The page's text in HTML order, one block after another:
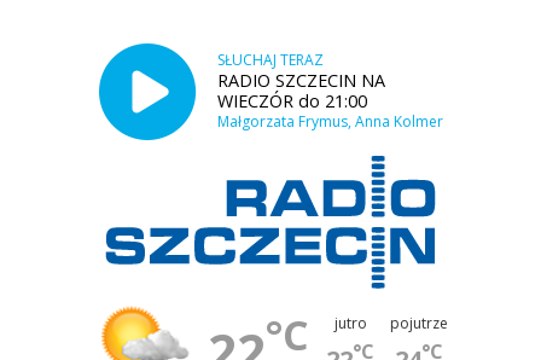
SŁUCHAJ TERAZ
RADIO SZCZECIN NA
WIECZÓR do 21:00
Małgorzata Frymus, Anna Kolmer
°C jutro
°C
pojutrze
°C